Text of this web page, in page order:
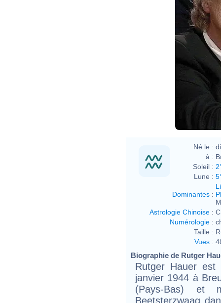
Né le :
à :
Soleil :
Lune :
Dominantes :
Astrologie Chinoise :
Numérologie :
Taille :
Vues :
Biographie de Rutger
Rutger Hauer
janvier 1944 à
(Pays-Bas)
Beetsterzwaag